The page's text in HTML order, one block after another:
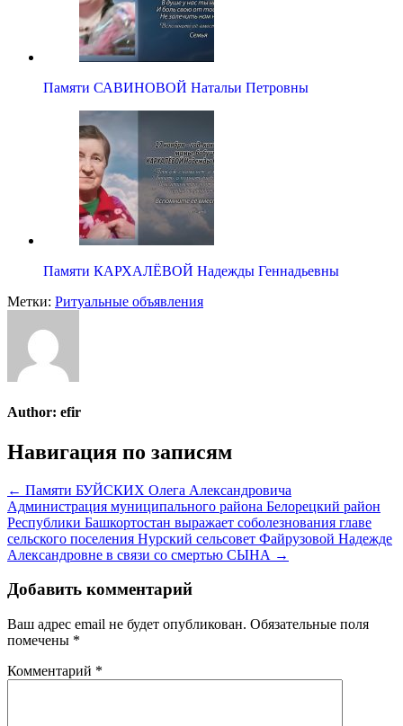
Памяти САВИНОВОЙ Натальи Петровны
Памяти КАРХАЛЁВОЙ Надежды Геннадьевны
Метки: Ритуальные объявления
Author: efir
Навигация по записям
← Памяти БУЙСКИХ Олега Александровича
Администрация муниципального района Белорецкий район
Республики Башкортостан выражает соболезнования главе
сельского поселения Нурский сельсовет Файрузовой Надежде
Александровне в связи со смертью СЫНА →
Добавить комментарий
Ваш адрес email не будет опубликован. Обязательные поля
помечены *
Комментарий *